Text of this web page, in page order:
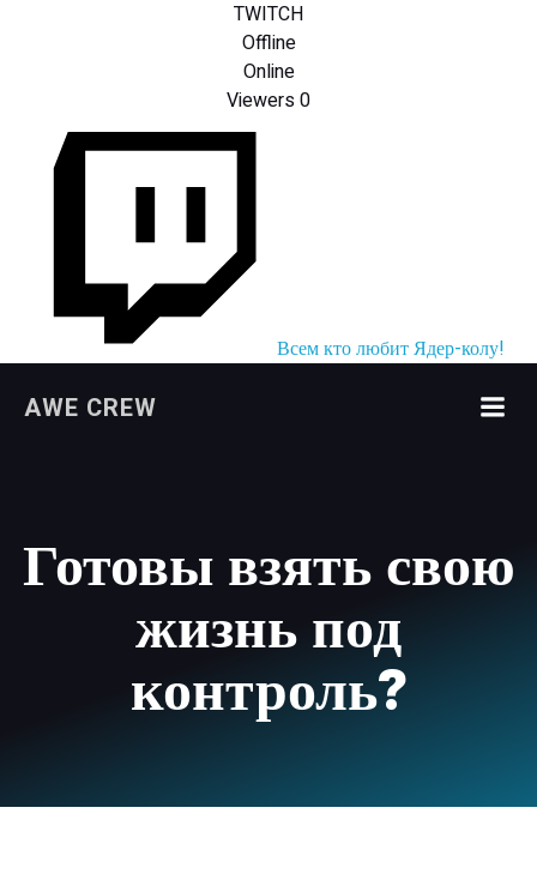
TWITCH
Offline
Online
Viewers0
Всем кто любит Ядер-колу!
AWE CREW
Готовы взять свою
жизнь под
контроль?